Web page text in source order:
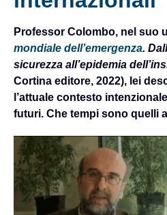
Professor Colombo, nel suo
mondiale dell’emergenza.
sicurezza all’epidemia
Cortina editore, 2022), lei
l’attuale contesto
futuri. Che tempi sono quelli